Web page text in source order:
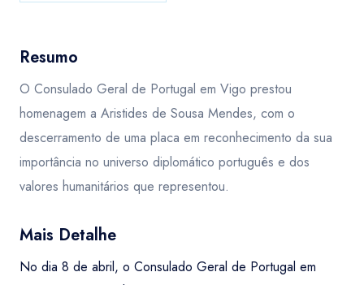
Resumo
O Consulado Geral de Portugal em Vigo prestou
homenagem a Aristides de Sousa Mendes, com o
descerramento de uma placa em reconhecimento da sua
importância no universo diplomático português e dos
valores humanitários que representou.
Mais Detalhe
No dia 8 de abril, o Consulado Geral de Portugal em